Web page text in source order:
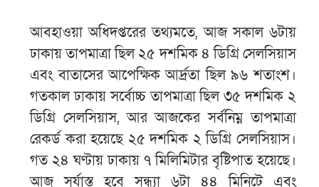
আবহাওয়া অধিদপ্তরের তথ্যমতে, আজ সকাল ৬টায়
ঢাকায় তাপমাত্রা ছিল ২৫ দশমিক ৪ ডিগ্রি সেলসিয়াস
এবং বাতাসের আপেক্ষিক আর্দ্রতা ছিল ৯৬ শতাংশ।
গতকাল ঢাকায় সর্বোচ্চ তাপমাত্রা ছিল ৩৫ দশমিক ২
ডিগ্রি সেলসিয়াস, আর আজকের সর্বনিম্ন তাপমাত্রা
রেকর্ড করা হয়েছে ২৫ দশমিক ২ ডিগ্রি সেলসিয়াস।
গত ২৪ ঘণ্টায় ঢাকায় ৭ মিলিমিটার বৃষ্টিপাত হয়েছে।
আজ সূর্যাস্ত হবে সন্ধ্যা ৬টা ৪৪ মিনিটে এবং